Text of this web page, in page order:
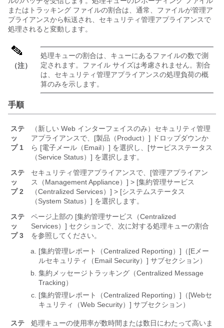
またはトラッキング ファイルの割合は、通常、ファイルが管理ア
プライアンスから転送され、セキュリティ管理アプライアンスで
処理されると変動します。
（注）
処理キューの割合は、キューにあるファイルの数で測
定されます。ファイル サイズは考慮されません。割合
は、セキュリティ管理アプライアンスの処理負荷の概
算のみを示します。
手順
ステ
ッ
プ 1
（新しい Web インターフェイスのみ）セキュリティ管理
アプライアンスで、[製品（Product）] ドロップダウンか
ら [電子メール（Email）] を選択し、[サービスステータス
（Service Status）] を選択します。
ステ
ッ
プ 2
セキュリティ管理アプライアンスで、[管理アプライアン
ス（Management Appliance）] > [集約管理サービス
（Centralized Services）] > [システムステータス
（System Status）] を選択します。
ステ
ッ
プ 3
ページ上部の [集約管理サービス（Centralized
Services）] セクションで、次に対する処理キューの割合
を参照してください。
[集約管理レポート（Centralized Reporting）]（[Eメー
ルセキュリティ（Email Security）] サブセクション）
集約メッセージトラッキング（Centralized Message
Tracking）
[集約管理レポート（Centralized Reporting）]（[Webセ
キュリティ（Web Security）] サブセクション）
ステ
処理キューの使用率が数時間または数日にわたって高いま